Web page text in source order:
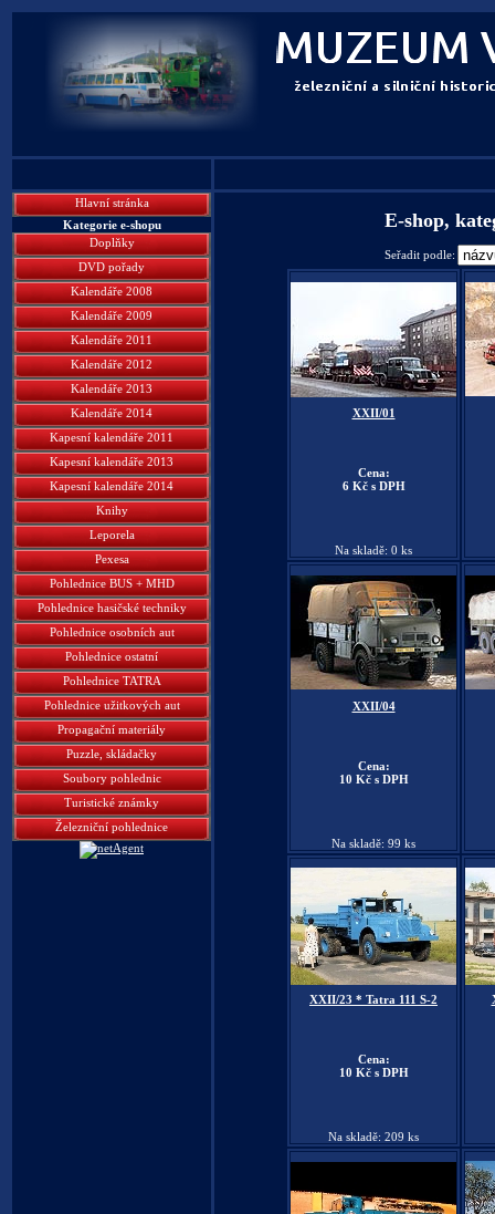
Hlavní stránka
Kategorie e-shopu
Doplňky
DVD pořady
Kalendáře 2008
Kalendáře 2009
Kalendáře 2011
Kalendáře 2012
Kalendáře 2013
Kalendáře 2014
Kapesní kalendáře 2011
Kapesní kalendáře 2013
Kapesní kalendáře 2014
Knihy
Leporela
Pexesa
Pohlednice BUS + MHD
Pohlednice hasičské techniky
Pohlednice osobních aut
Pohlednice ostatní
Pohlednice TATRA
Pohlednice užitkových aut
Propagační materiály
Puzzle, skládačky
Soubory pohlednic
Turistické známky
Železniční pohlednice
E-shop,
Seřadit podle:
XXII/01
Cena:
6 Kč s DPH
Na skladě: 0 ks
XXII/04
Cena:
10 Kč s DPH
Na skladě: 99 ks
XXII/23 * Tatra 111 S-2
Cena:
10 Kč s DPH
Na skladě: 209 ks